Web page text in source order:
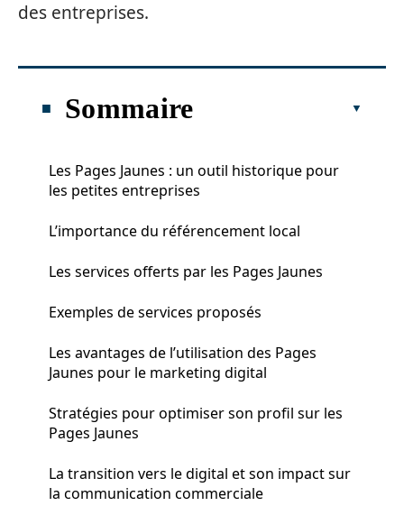
des entreprises.
Sommaire
Les Pages Jaunes : un outil historique pour
les petites entreprises
L’importance du référencement local
Les services offerts par les Pages Jaunes
Exemples de services proposés
Les avantages de l’utilisation des Pages
Jaunes pour le marketing digital
Stratégies pour optimiser son profil sur les
Pages Jaunes
La transition vers le digital et son impact sur
la communication commerciale